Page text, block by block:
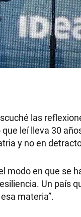
las
leí lleva 30
y no en
modo en que se
Un país
materia”.